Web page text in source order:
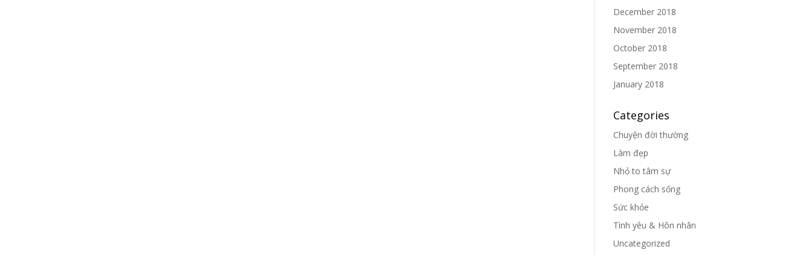
December 2018
November 2018
October 2018
September 2018
January 2018
Categories
Chuyện đời thường
Làm đẹp
Nhỏ to tâm sự
Phong cách sống
Sức khỏe
Tình yêu & Hôn nhân
Uncategorized